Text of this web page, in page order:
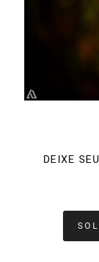
DEIXE